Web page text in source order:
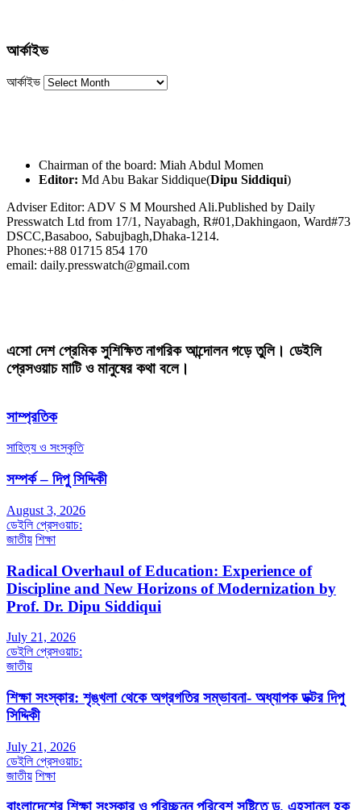
আর্কাইভ
আর্কাইভ
Chairman of the board: Miah Abdul Momen
Editor: Md Abu Bakar Siddique(Dipu Siddiqui)
Adviser Editor: ADV S M Mourshed Ali.Published by Daily
Presswatch Ltd from 17/1, Nayabagh, R#01,Dakhingaon, Ward#73
DSCC,Basaboo, Sabujbagh,Dhaka-1214.
Phones:+88 01715 854 170
email: daily.presswatch@gmail.com
এসো দেশ প্রেমিক সুশিক্ষিত নাগরিক আন্দোলন গড়ে তুলি। ডেইলি
প্রেসওয়াচ মাটি ও মানুষের কথা বলে।
সাম্প্রতিক
সাহিত্য ও সংস্কৃতি
সম্পর্ক – দিপু সিদ্দিকী
August 3, 2026
ডেইলি প্রেসওয়াচ:
জাতীয় শিক্ষা
Radical Overhaul of Education: Experience of
Discipline and New Horizons of Modernization by
Prof. Dr. Dipu Siddiqui
July 21, 2026
ডেইলি প্রেসওয়াচ:
জাতীয়
শিক্ষা সংস্কার: শৃঙ্খলা থেকে অগ্রগতির সম্ভাবনা- অধ্যাপক ডক্টর দিপু
সিদ্দিকী
July 21, 2026
ডেইলি প্রেসওয়াচ:
জাতীয় শিক্ষা